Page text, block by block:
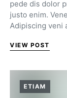
pede dis dolor
justo enim.
Adipiscing veni
VIEW POST
ETIAM